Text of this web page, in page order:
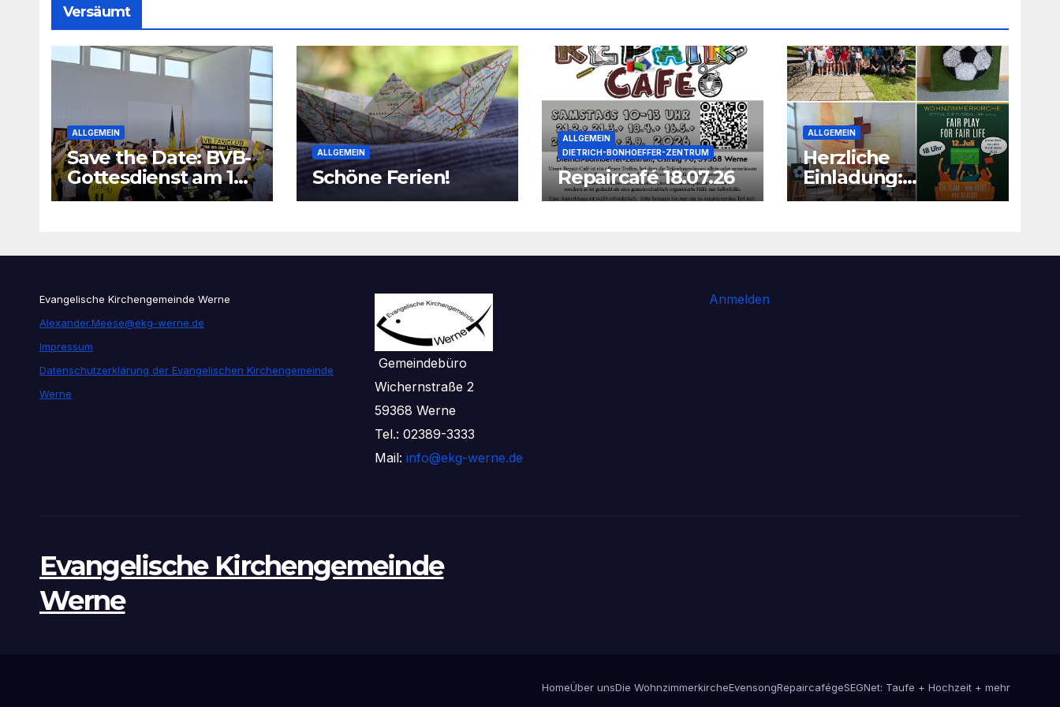
Versäumt
ALLGEMEIN
Save the Date: BVB-
Gottesdienst am 16.
August 2026
ALLGEMEIN
Schöne Ferien!
ALLGEMEIN
DIETRICH-BONHOEFFER-ZENTRUM
Repaircafé 18.07.26
ALLGEMEIN
Herzliche
Einladung:
Wohnzimmerkirche
Evangelische Kirchengemeinde Werne
Alexander.Meese@ekg-werne.de
Impressum
Datenschutzerklärung der Evangelischen Kirchengemeinde
Werne
Gemeindebüro
Wichernstraße 2
59368 Werne
Tel.: 02389-3333
Mail: info@ekg-werne.de
Anmelden
Evangelische Kirchengemeinde
Werne
HomeÜber unsDie WohnzimmerkircheEvensongRepaircafégeSEGNet: Taufe + Hochzeit + mehr